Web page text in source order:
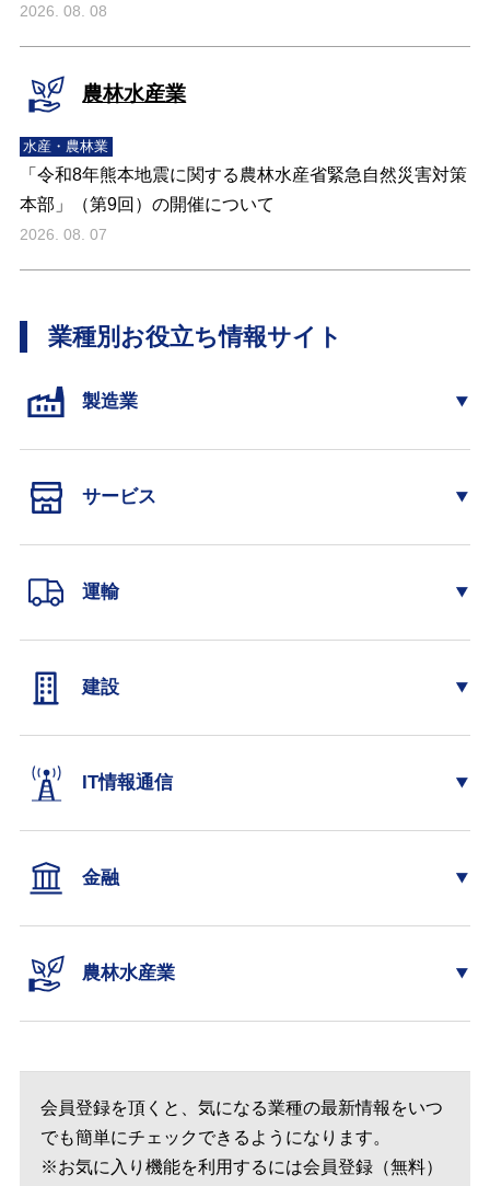
2026. 08. 08
農林水産業
水産・農林業
「令和8年熊本地震に関する農林水産省緊急自然災害対策
本部」（第9回）の開催について
2026. 08. 07
業種別お役立ち情報サイト
製造業
サービス
運輸
建設
IT情報通信
金融
農林水産業
会員登録を頂くと、気になる業種の最新情報をいつ
でも簡単にチェックできるようになります。
※お気に入り機能を利用するには会員登録（無料）